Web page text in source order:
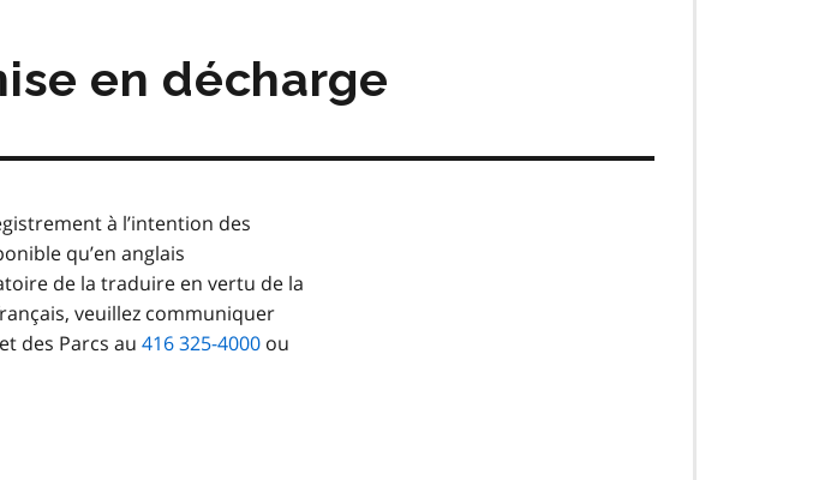
en décharge
à l’intention des
qu’en anglais
de la traduire en vertu de la
veuillez communiquer
des Parcs au 416 325-4000 ou